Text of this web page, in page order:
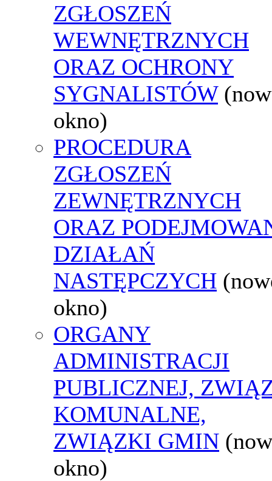
ZGŁOSZEŃ
WEWNĘTRZNYCH
ORAZ OCHRONY
SYGNALISTÓW
okno)
PROCEDURA
ZGŁOSZEŃ
ZEWNĘTRZNYCH
ORAZ
DZIAŁAŃ
NASTĘPCZYCH
okno)
ORGANY
ADMINISTRACJI
PUBLICZNEJ,
KOMUNALNE,
ZWIĄZKI GMIN
okno)